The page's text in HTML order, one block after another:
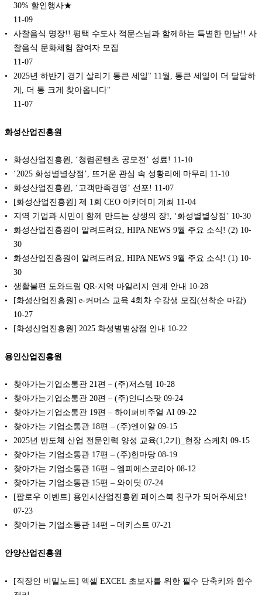
30% 할인행사★
11-09
사찰음식 명장!! 평택 수도사 적문스님과 함께하는 특별한 만남!! 사
찰음식 문화체험 참여자 모집
11-07
2025년 하반기 경기 살리기 통큰 세일" 11월, 통큰 세일이 더 달달하
게, 더 통 크게 찾아옵니다"
11-07
화성산업진흥원
화성산업진흥원, ‘청렴콘텐츠 공모전’ 성료! 11-10
‘2025 화성별별상점’, 뜨거운 관심 속 성황리에 마무리 11-10
화성산업진흥원, ‘고객만족경영’ 선포! 11-07
[화성산업진흥원] 제 1회 CEO 아카데미 개최 11-04
지역 기업과 시민이 함께 만드는 상생의 장!, ‘화성별별상점’ 10-30
화성산업진흥원이 알려드려요, HIPA NEWS 9월 주요 소식! (2) 10-
30
화성산업진흥원이 알려드려요, HIPA NEWS 9월 주요 소식! (1) 10-
30
생활불편 도와드림 QR-지역 마일리지 연계 안내 10-28
[화성산업진흥원] e-커머스 교육 4회차 수강생 모집(선착순 마감)
10-27
[화성산업진흥원] 2025 화성별별상점 안내 10-22
용인산업진흥원
찾아가는기업소통관 21편 – (주)저스템 10-28
찾아가는기업소통관 20편 – (주)인디스팟 09-24
찾아가는기업소통관 19편 – 하이퍼비주얼 AI 09-22
찾아가는 기업소통관 18편 – (주)엔이알 09-15
2025년 반도체 산업 전문인력 양성 교육(1,2기)_현장 스케치 09-15
찾아가는 기업소통관 17편 – (주)한마당 08-19
찾아가는 기업소통관 16편 – 엠피에스코리아 08-12
찾아가는 기업소통관 15편 – 와이딧 07-24
[팔로우 이벤트] 용인시산업진흥원 페이스북 친구가 되어주세요!
07-23
찾아가는 기업소통관 14편 – 데키스트 07-21
안양산업진흥원
[직장인 비밀노트] 엑셀 EXCEL 초보자를 위한 필수 단축키와 함수